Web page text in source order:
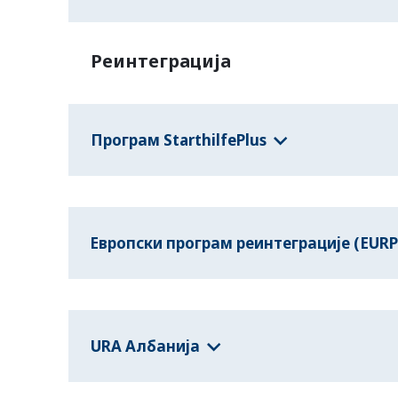
Реинтеграција
Програм StarthilfePlus
Европски програм реинтеграције
URA Албанија